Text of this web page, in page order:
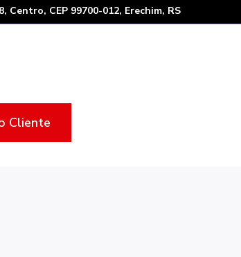
Centro, CEP 99700-012, Erechim, RS
Cliente